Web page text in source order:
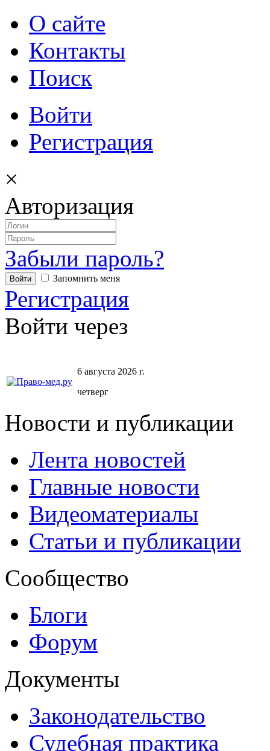
О сайте
Контакты
Поиск
Войти
Регистрация
×
Авторизация
Забыли пароль?
Запомнить меня
Регистрация
Войти через
6 августа 2026 г.
четверг
Новости и публикации
Лента новостей
Главные новости
Видеоматериалы
Статьи и публикации
Сообщество
Блоги
Форум
Документы
Законодательство
Судебная практика